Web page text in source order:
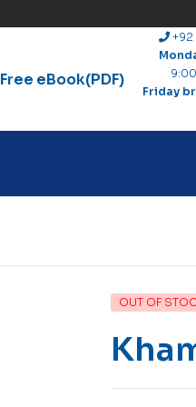
Free eBook(PDF)
Friday
OUT OF